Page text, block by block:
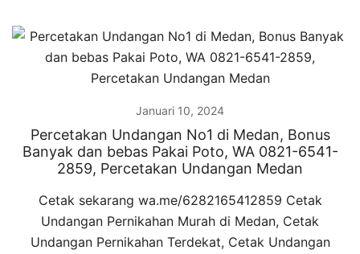
Januari 10, 2024
Percetakan Undangan No1 di Medan, Bonus
Banyak dan bebas Pakai Poto, WA 0821-6541-
2859, Percetakan Undangan Medan
Cetak sekarang wa.me/6282165412859 Cetak
Undangan Pernikahan Murah di Medan, Cetak
Undangan Pernikahan Terdekat, Cetak Undangan